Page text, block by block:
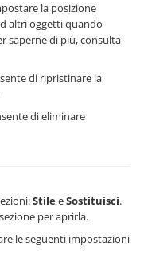
la posizione
altri oggetti quando
saperne di più, consulta
di ripristinare la
di eliminare
StileeSostituisci.
per aprirla.
le seguenti impostazioni